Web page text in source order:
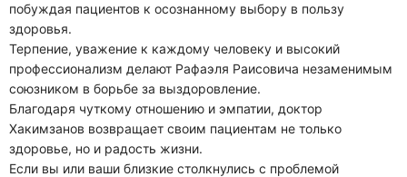
Контакты
побуждая пациентов к осознанному выбору в пользу
здоровья.
Терпение, уважение к каждому человеку и высокий
профессионализм делают Рафаэля Раисовича незаменимым
союзником в борьбе за выздоровление.
Благодаря чуткому отношению и эмпатии, доктор
Хакимзанов возвращает своим пациентам не только
здоровье, но и радость жизни.
Если вы или ваши близкие столкнулись с проблемой